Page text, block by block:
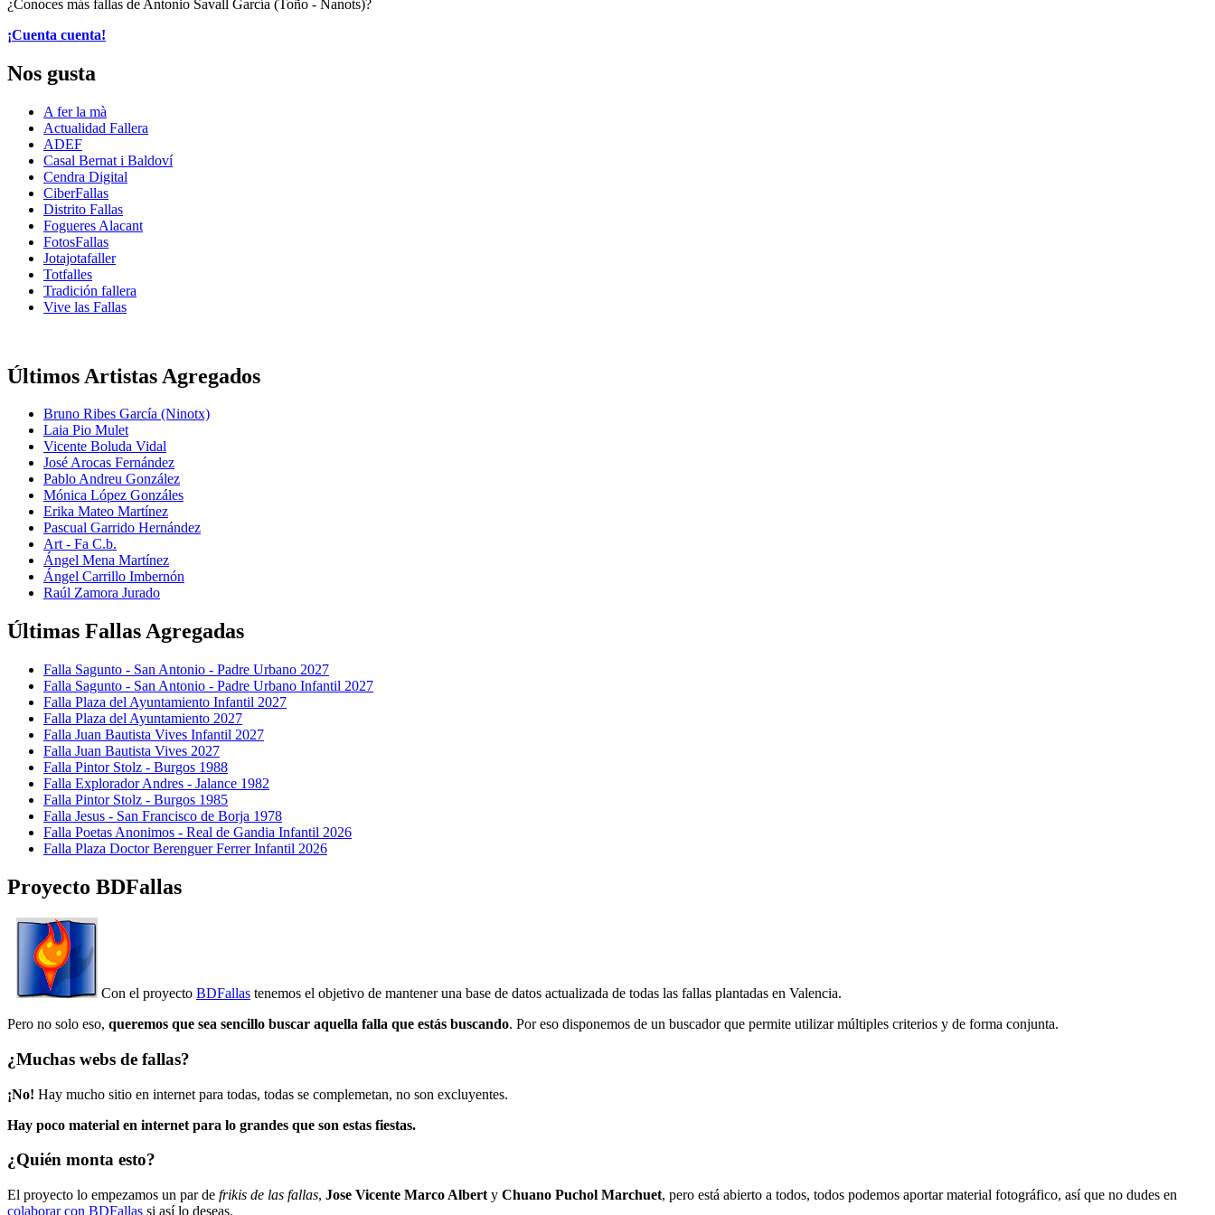
¿Conoces más fallas de Antonio Savall García (Toño - Nanots)?
¡Cuenta cuenta!
Nos gusta
A fer la mà
Actualidad Fallera
ADEF
Casal Bernat i Baldoví
Cendra Digital
CiberFallas
Distrito Fallas
Fogueres Alacant
FotosFallas
Jotajotafaller
Totfalles
Tradición fallera
Vive las Fallas
Últimos Artistas Agregados
Bruno Ribes García (Ninotx)
Laia Pio Mulet
Vicente Boluda Vidal
José Arocas Fernández
Pablo Andreu González
Mónica López Gonzáles
Erika Mateo Martínez
Pascual Garrido Hernández
Art - Fa C.b.
Ángel Mena Martínez
Ángel Carrillo Imbernón
Raúl Zamora Jurado
Últimas Fallas Agregadas
Falla Sagunto - San Antonio - Padre Urbano 2027
Falla Sagunto - San Antonio - Padre Urbano Infantil 2027
Falla Plaza del Ayuntamiento Infantil 2027
Falla Plaza del Ayuntamiento 2027
Falla Juan Bautista Vives Infantil 2027
Falla Juan Bautista Vives 2027
Falla Pintor Stolz - Burgos 1988
Falla Explorador Andres - Jalance 1982
Falla Pintor Stolz - Burgos 1985
Falla Jesus - San Francisco de Borja 1978
Falla Poetas Anonimos - Real de Gandia Infantil 2026
Falla Plaza Doctor Berenguer Ferrer Infantil 2026
Proyecto BDFallas
Con el proyecto BDFallas tenemos el objetivo de mantener una base de datos actualizada de todas las fallas plantadas en Valencia.
Pero no solo eso, queremos que sea sencillo buscar aquella falla que estás buscando. Por eso disponemos de un buscador que permite utilizar múltiples criterios y de forma conjunta.
¿Muchas webs de fallas?
¡No! Hay mucho sitio en internet para todas, todas se complemetan, no son excluyentes.
Hay poco material en internet para lo grandes que son estas fiestas.
¿Quién monta esto?
El proyecto lo empezamos un par de frikis de las fallas, Jose Vicente Marco Albert y Chuano Puchol Marchuet, pero está abierto a todos, todos podemos aportar material fotográfico, así que no dudes en
colaborar con BDFallas si así lo deseas.